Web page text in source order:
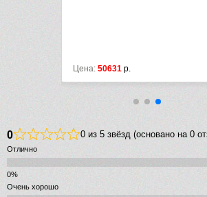
Цена: 50631 р.
0 0 из 5 звёзд (основано на 0
Отлично
Очень хорошо